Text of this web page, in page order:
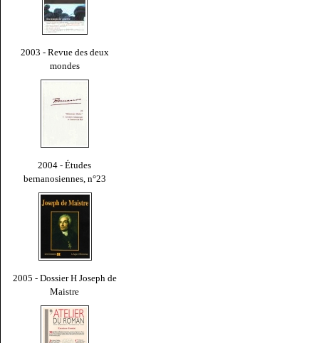
2003 - Revue des deux
mondes
2004 - Études
bernanosiennes, n°23
2005 - Dossier H Joseph de
Maistre